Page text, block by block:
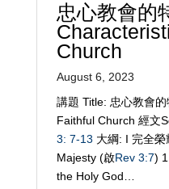
忠心教會的
Church
August 6, 2023
講題 Title: 忠心教會
Faithful Church 經文
3: 7-13 大綱: I 完全
Majesty (啟Rev 3:7)
the Holy God…